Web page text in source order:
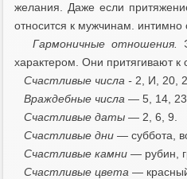
желания. Даже если
относится к мужчинам. интимно
Гармоничные отношения.
характером. Они притягивают
Счастливые числа - 2, И, 20,
Враждебные числа — 5, 14,
Счастливые даты — 2, 6, 9.
Счастливые дни — суббота,
Счастливые камни — рубин,
Счастливые цвета —